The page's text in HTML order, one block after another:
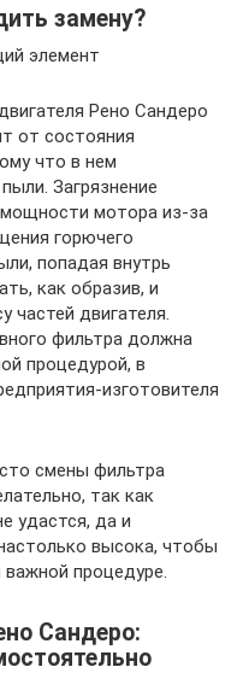
замену?
элемент
Рено Сандеро
от состояния
что в нем
Загрязнение
мотора из-за
горючего
попадая внутрь
как образив, и
частей двигателя.
фильтра должна
процедурой, в
изготовителя
смены фильтра
так как
удастся, да и
высока, чтобы
важной процедуре.
Сандеро: